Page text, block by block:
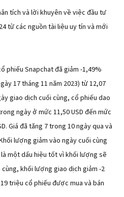
tích và lời khuyên về việc đầu tư
từ các nguồn tài liệu uy tín và mới
phiếu Snapchat đã giảm -1,49%
17 tháng 11 năm 2023) từ 12,07
giao dịch cuối cùng, cổ phiếu dao
ngày ở mức 11,50 USD đến mức
Giá đã tăng 7 trong 10 ngày qua và
lượng giảm vào ngày cuối cùng
một dấu hiệu tốt vì khối lượng sẽ
khối lượng giao dịch giảm -2
triệu cổ phiếu được mua và bán